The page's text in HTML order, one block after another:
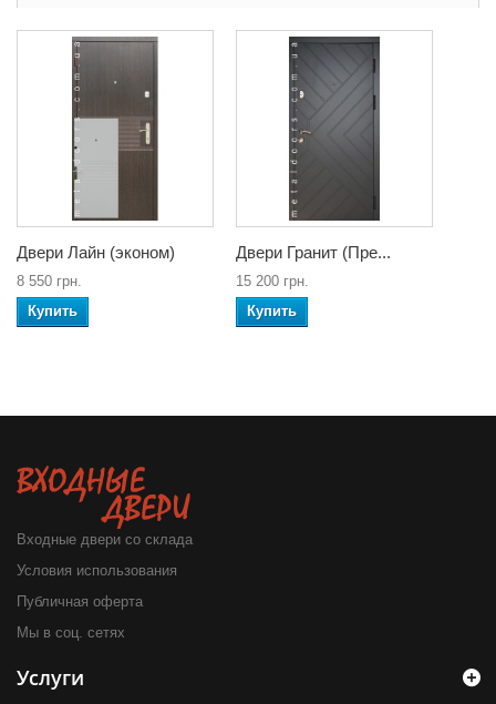
Двери Лайн (эконом)
8 550 грн.
Купить
Двери Гранит (Пре...
15 200 грн.
Купить
Входные двери со склада
Условия использования
Публичная оферта
Мы в соц. сетях
Услуги